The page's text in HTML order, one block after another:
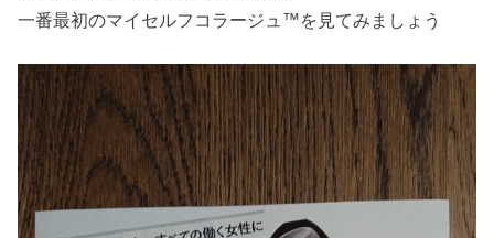
一番最初のマイセルフコラージュ™を見てみましょう